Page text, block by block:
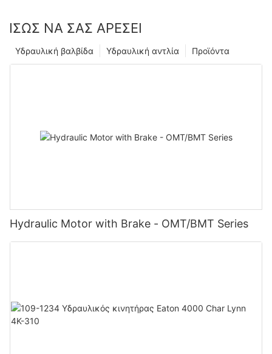
ΊΣΩΣ ΝΑ ΣΑΣ ΑΡΈΣΕΙ
Προϊόντα
Υδραυλική αντλία
Υδραυλική βαλβίδα
Hydraulic Motor with Brake - OMT/BMT Series